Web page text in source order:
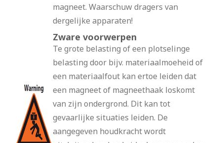
magneet. Waarschuw dragers van
dergelijke apparaten!
Zware voorwerpen
Te grote belasting of een plotselinge
belasting door bijv. materiaalmoeheid of
een materiaalfout kan ertoe leiden dat
een magneet of magneethaak loskomt
van zijn ondergrond. Dit kan tot
gevaarlijke situaties leiden. De
aangegeven houdkracht wordt